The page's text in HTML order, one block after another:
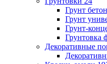
Грунт
Грунт
Грунт-
Грунтовка
Декоративные